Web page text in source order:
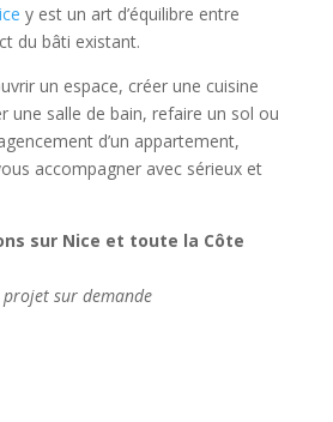
y est un art d’équilibre entre
du bâti existant.
un espace, créer une cuisine
une salle de bain, refaire un sol ou
d’un appartement,
accompagner avec sérieux et
sur Nice et toute la Côte
projet sur demande